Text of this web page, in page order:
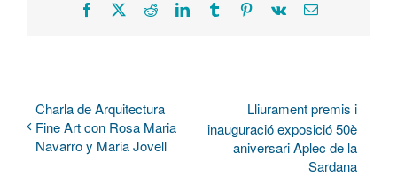
Facebook
X RedditLinkedInTumblrPinterest
Vk
Correo
Charla de Arquitectura
Fine Art con Rosa Maria
Navarro y Maria Jovell
Lliurament premis i
inauguració exposició 50è
aniversari Aplec de la
Sardana